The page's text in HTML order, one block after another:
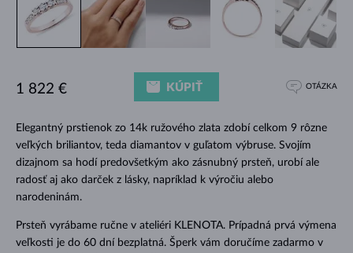
Elegantný prstienok zo 14k ružového zlata zdobí celkom 9 rôzne
veľkých briliantov, teda diamantov v guľatom výbruse. Svojím
dizajnom sa hodí predovšetkým ako zásnubný prsteň, urobí ale
radosť aj ako darček z lásky, napríklad k výročiu alebo
narodeninám.
Prsteň vyrábame ručne v ateliéri KLENOTA. Prípadná prvá výmena
veľkosti je do 60 dní bezplatná. Šperk vám doručíme zadarmo v
1 822 € KÚPIŤ OTÁZKA